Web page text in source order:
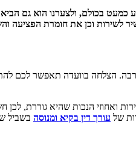
כמעט בכולם, ולצערנו הוא גם
לשירות וכן את חומרת הפציעה
הצלחה בוועדה תאפשר לכם
ואחוזי הנכות שהיא גוררת,
של עורך דין בקיא ומנוסה בשביל